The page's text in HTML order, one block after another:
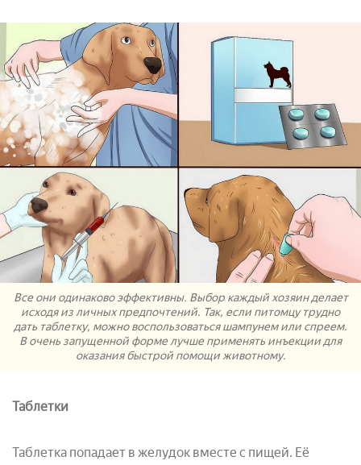
Все они одинаково эффективны. Выбор каждый хозяин делает
исходя из личных предпочтений. Так, если питомцу трудно
дать таблетку, можно воспользоваться шампунем или спреем.
В очень запущенной форме лучше применять инъекции для
оказания быстрой помощи животному.
Таблетки
Таблетка попадает в желудок вместе с пищей. Её